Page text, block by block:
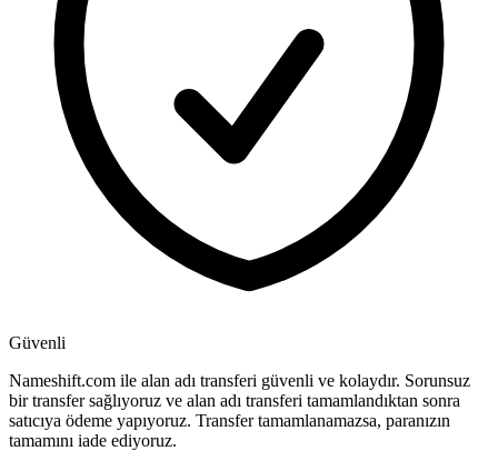
Güvenli
Nameshift.com ile alan adı transferi güvenli ve kolaydır. Sorunsuz
bir transfer sağlıyoruz ve alan adı transferi tamamlandıktan sonra
satıcıya ödeme yapıyoruz. Transfer tamamlanamazsa, paranızın
tamamını iade ediyoruz.